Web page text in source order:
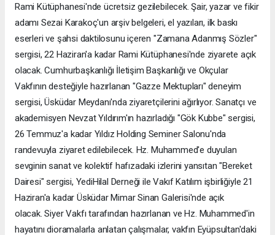
Rami Kütüphanesi'nde ücretsiz gezilebilecek. Şair, yazar ve fikir
adamı Sezai Karakoç'un arşiv belgeleri, el yazıları, ilk baskı
eserleri ve şahsi daktilosunu içeren "Zamana Adanmış Sözler"
sergisi, 22 Haziran'a kadar Rami Kütüphanesi'nde ziyarete açık
olacak. Cumhurbaşkanlığı İletişim Başkanlığı ve Okçular
Vakfının desteğiyle hazırlanan "Gazze Mektupları" deneyim
sergisi, Üsküdar Meydanı'nda ziyaretçilerini ağırlıyor. Sanatçı ve
akademisyen Nevzat Yıldırım'ın hazırladığı "Gök Kubbe" sergisi,
26 Temmuz'a kadar Yıldız Holding Seminer Salonu'nda
randevuyla ziyaret edilebilecek. Hz. Muhammed'e duyulan
sevginin sanat ve kolektif hafızadaki izlerini yansıtan "Bereket
Dairesi" sergisi, YediHilal Derneği ile Vakıf Katılım işbirliğiyle 21
Haziran'a kadar Üsküdar Mimar Sinan Galerisi'nde açık
olacak. Siyer Vakfı tarafından hazırlanan ve Hz. Muhammed'in
hayatını dioramalarla anlatan çalışmalar, vakfın Eyüpsultan'daki